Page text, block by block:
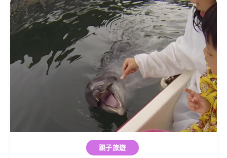
親子旅遊